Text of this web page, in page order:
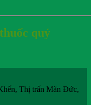
quý
Thị trấn Mãn Đức,